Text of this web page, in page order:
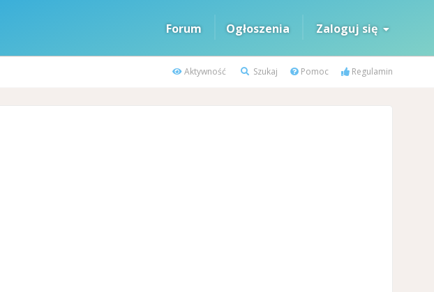
Forum Ogłoszenia Zaloguj się
Aktywność Szukaj Pomoc Regulamin